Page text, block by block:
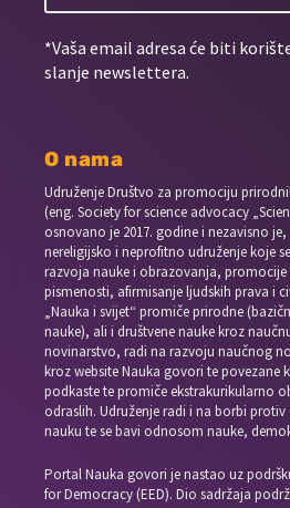
*Vaša email adresa će biti
slanje newslettera.
O nama
Udruženje Društvo za promociju
(eng. Society for science advocacy
osnovano je 2017. godine i nezavisno
nereligijsko i neprofitno udruženje koje
razvoja nauke i obrazovanja, promocije
pismenosti, afirmisanje ljudskih prava i
„Nauka i svijet“ promiče prirodne
nauke), ali i društvene nauke kroz
novinarstvo, radi na razvoju naučnog
kroz website Nauka govori te povezane
podkaste te promiče ekstrakurikularno
odraslih. Udruženje radi i na borbi
nauku te se bavi odnosom nauke,
Portal Nauka govori je nastao uz
for Democracy (EED). Dio sadržaja